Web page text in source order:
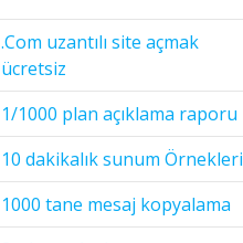
.Com uzantılı site açmak
ücretsiz
1/1000 plan açıklama raporu
10 dakikalık sunum Örnekleri
1000 tane mesaj kopyalama